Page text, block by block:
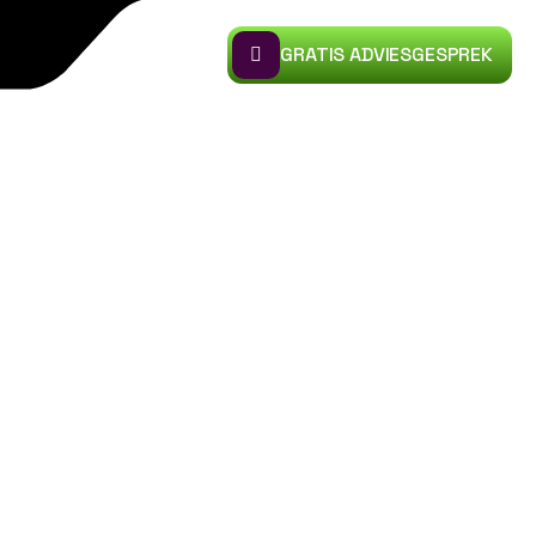
GRATIS ADVIESGESPREK